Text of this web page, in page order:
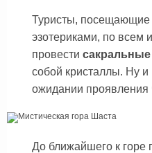
Туристы, посещающие
эзотериками, по
провести
собой кристаллы. Ну и
ожидании проявления
До ближайшего к